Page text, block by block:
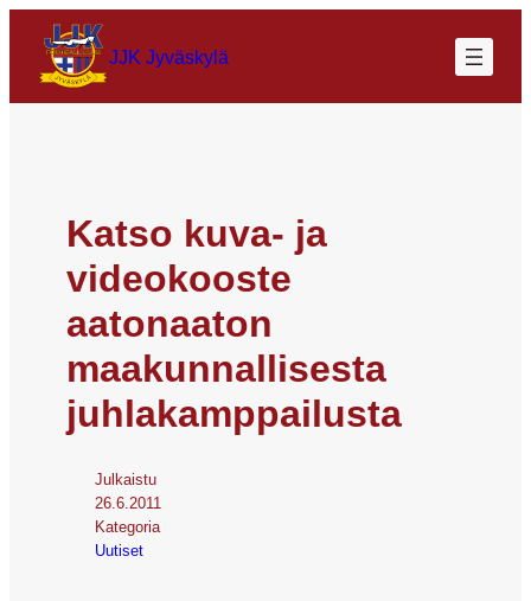
JJK Jyväskylä
Katso kuva- ja
videokooste
aatonaaton
maakunnallisesta
juhlakamppailusta
Julkaistu
26.6.2011
Kategoria
Uutiset